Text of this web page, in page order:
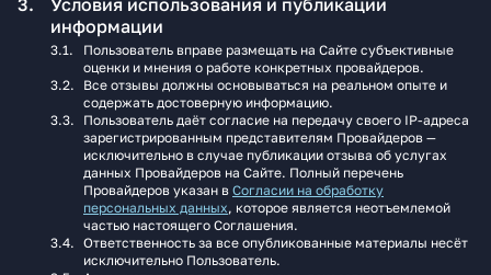
Условия использования и публикации
информации
Пользователь вправе размещать на Сайте субъективные
оценки и мнения о работе конкретных провайдеров.
Все отзывы должны основываться на реальном опыте и
содержать достоверную информацию.
Пользователь даёт согласие на передачу своего IP-адреса
зарегистрированным представителям Провайдеров —
исключительно в случае публикации отзыва об услугах
данных Провайдеров на Сайте. Полный перечень
Провайдеров указан в Согласии на обработку
персональных данных, которое является неотъемлемой
частью настоящего Соглашения.
Ответственность за все опубликованные материалы несёт
исключительно Пользователь.